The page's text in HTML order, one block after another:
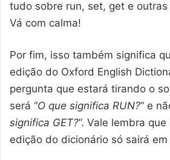
tudo sobre run, set, get e
Vá com calma!
Por fim, isso também significa
edição do Oxford English
pergunta que estará tirando o
será “O que significa RUN?” e
significa GET?”. Vale lembra
edição do dicionário só sairá em